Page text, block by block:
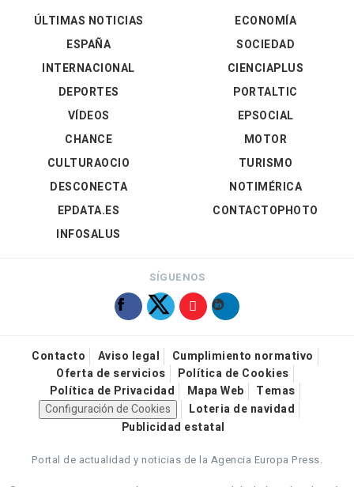
ÚLTIMAS NOTICIAS
ESPAÑA
INTERNACIONAL
DEPORTES
VÍDEOS
ECONOMÍA
SOCIEDAD
CIENCIAPLUS
PORTALTIC
EPSOCIAL
CHANCE
CULTURAOCIO
DESCONECTA
EPDATA.ES
INFOSALUS
MOTOR
TURISMO
NOTIMÉRICA
CONTACTOPHOTO
SÍGUENOS
Contacto Aviso legal
Cumplimiento normativo
Oferta de servicios
Política de Cookies
Política de Privacidad
Mapa Web
Temas
Configuración de Cookies
Loteria de navidad
Publicidad estatal
Portal de actualidad y noticias de la Agencia Europa Press.